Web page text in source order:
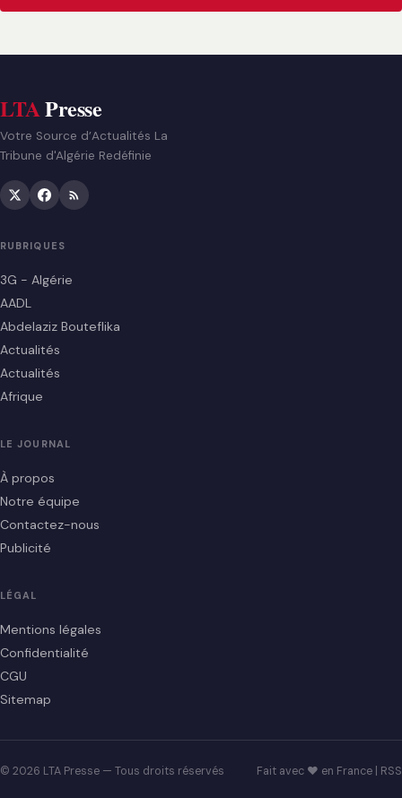
LTAPresse
Votre Source d’Actualités La
Tribune d'Algérie Redéfinie
RUBRIQUES
3G - Algérie
AADL
Abdelaziz Bouteflika
Actualités
Actualités
Afrique
LE JOURNAL
À propos
Notre équipe
Contactez-nous
Publicité
LÉGAL
Mentions légales
Confidentialité
CGU
Sitemap
© 2026 LTA Presse — Tous droits réservés Fait avec ♥ en France | RSS